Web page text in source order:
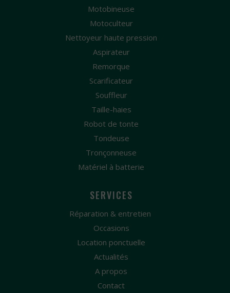
Motobineuse
Motoculteur
Nettoyeur haute pression
Aspirateur
Remorque
Scarificateur
Souffleur
Taille-haies
Robot de tonte
Tondeuse
Tronçonneuse
Matériel à batterie
SERVICES
Réparation & entretien
Occasions
Location ponctuelle
Actualités
A propos
Contact